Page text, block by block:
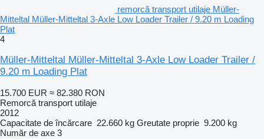
remorcă transport utilaje Müller-
Mitteltal Müller-Mitteltal 3-Axle Low Loader Trailer / 9.20 m Loading
Plat
4
Müller-Mitteltal Müller-Mitteltal 3-Axle Low Loader Trailer /
9.20 m Loading Plat
15.700 EUR ≈ 82.380 RON
Remorcă transport utilaje
2012
Capacitate de încărcare 22.660 kg Greutate proprie 9.200 kg
Număr de axe 3